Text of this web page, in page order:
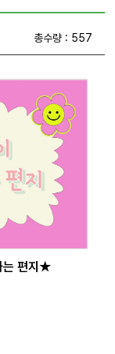
총수량 : 557
는 편지★